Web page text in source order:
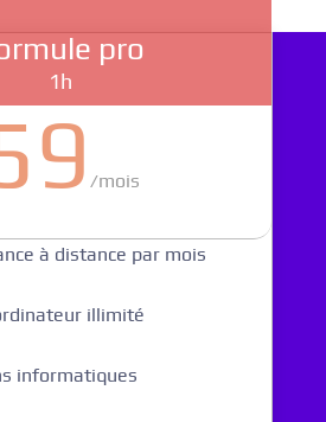
pro
1h
/mois
à distance par mois
illimité
informatiques